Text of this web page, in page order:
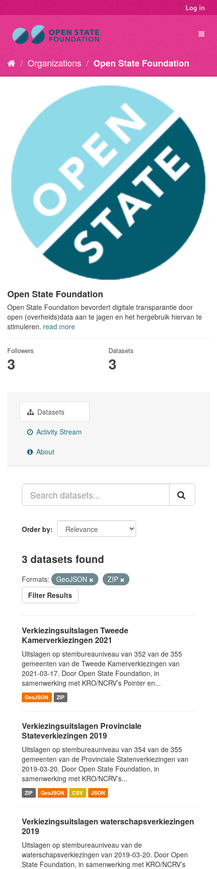
Log in
Organizations Open State Foundation
Open State Foundation
Open State Foundation bevordert digitale transparantie door
open (overheids)data aan te jagen en het hergebruik hiervan te
stimuleren. read more
Followers
3
Datasets
3
Datasets
Activity Stream
About
Order by
3 datasets found
Formats: GeoJSON
ZIP
Filter Results
Verkiezingsuitslagen Tweede
Kamerverkiezingen 2021
Uitslagen op stembureauniveau van 352 van de 355
gemeenten van de Tweede Kamerverkiezingen van
2021-03-17. Door Open State Foundation, in
samenwerking met KRO/NCRV’s Pointer en...
GeoJSON ZIP
Verkiezingsuitslagen Provinciale
Stateverkiezingen 2019
Uitslagen op stembureauniveau van 354 van de 355
gemeenten van de Provinciale Statenverkiezingen van
2019-03-20. Door Open State Foundation, in
samenwerking met KRO/NCRV’s...
ZIP GeoJSON CSV JSON
Verkiezingsuitslagen waterschapsverkiezingen
2019
Uitslagen op stembureauniveau van de
waterschapsverkiezingen van 2019-03-20. Door Open
State Foundation, in samenwerking met KRO/NCRV’s